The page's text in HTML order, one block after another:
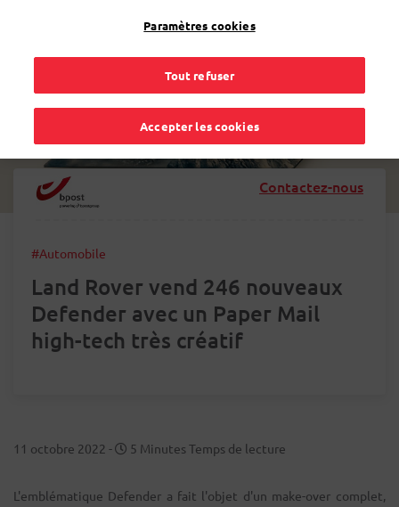
Contactez-nous
#Automobile
Land Rover vend 246 nouveaux
Defender avec un Paper Mail
high-tech très créatif
11 octobre 2022 - 5 Minutes Temps de lecture
L'emblématique Defender a fait l'objet d'un make-over complet,
Paramètres cookies
Tout refuser
Accepter les cookies